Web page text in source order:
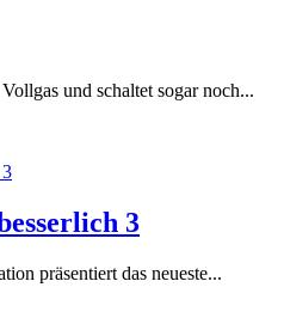
und schaltet sogar noch...
3
präsentiert das neueste...